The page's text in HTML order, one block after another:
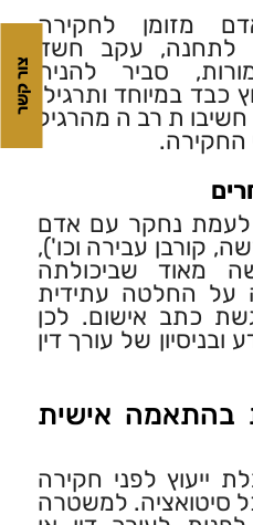
צור קשר
מזומן לחקירה
לתחנה, עקב חשד
סביר להניח
כבד במיוחד ותרגילי
רבה מהרגיל
החקירה.
נחקר עם אדם
קורבן עבירה וכו'),
מאוד שביכולתה
על החלטה עתידית
כתב אישום. לכן
ובניסיון של עורך דין
בהתאמה אישית
ייעוץ לפני חקירה
סיטואציה. למשטרה